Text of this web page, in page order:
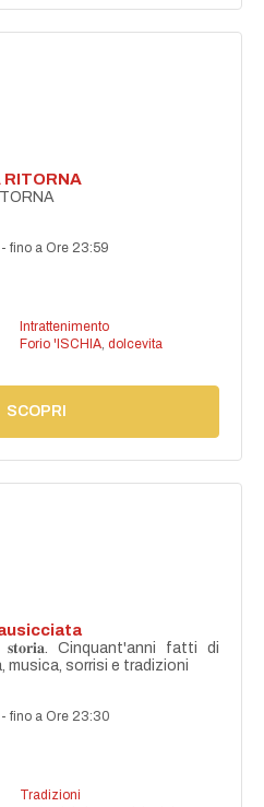
RITORNA
-fino a Ore 23:59
Intrattenimento
Forio 'ISCHIA, dolcevita
SCOPRI
Cinquant'anni fatti di
musica, sorrisi e tradizioni
-fino a Ore 23:30
Tradizioni